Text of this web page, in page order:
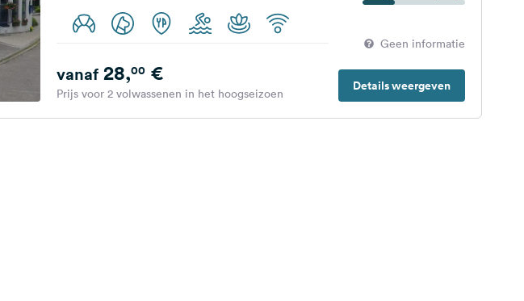
Geen informatie
Details weergeven
vanaf28,00€
Prijs voor 2 volwassenen in het hoogseizoen